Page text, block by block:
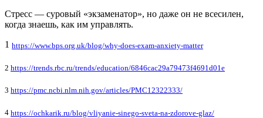
Стресс — суровый «экзаменатор», но даже он не всесилен,
когда знаешь, как им управлять.
1 https://www.bps.org.uk/blog/why-does-exam-anxiety-matter
2 https://trends.rbc.ru/trends/education/6846cac29a79473f4691d01e
3 https://pmc.ncbi.nlm.nih.gov/articles/PMC12322333/
4 https://ochkarik.ru/blog/vliyanie-sinego-sveta-na-zdorove-glaz/